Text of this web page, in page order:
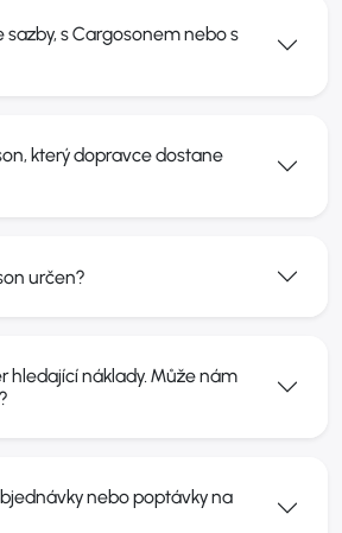
sazby, s Cargosonem nebo s
který dopravce dostane
určen?
hledající náklady. Může nám
nebo poptávky na